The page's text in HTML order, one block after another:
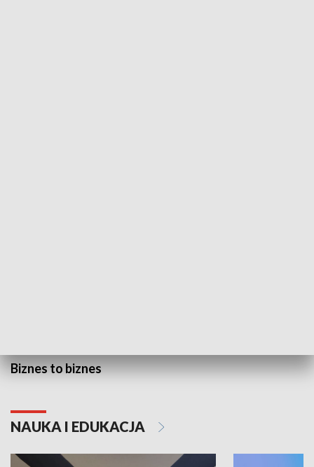
Biznes to biznes
NAUKA I EDUKACJA